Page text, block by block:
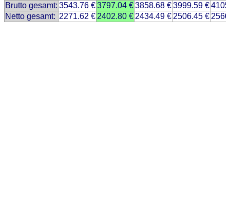
Brutto gesamt: 3543.76 €3797.04 €3858.68 €3999.59 €
Netto gesamt: 2271.62 € 2402.80 € 2434.49 € 2506.45 €